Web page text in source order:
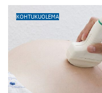
KOHTUKUOLEMA